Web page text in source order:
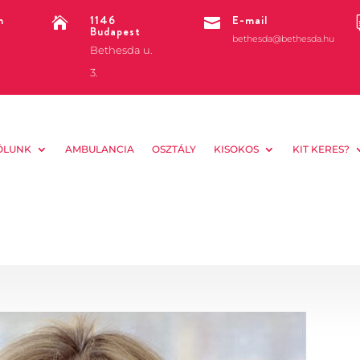
 1146
Budapest
Bethesda u.
3.
 E-mail
bethesda@bethesda.hu
AMBULANCIA OSZTÁLY KISOKOS KIT KERES?